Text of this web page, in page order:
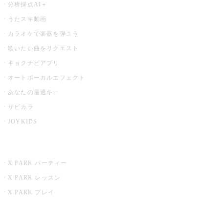
分析採点AI＋
うたスキ動画
カラオケで楽器を弾こう
歌いたい曲をリクエスト
キョクナビアプリ
オートボーカルエフェクト
あなたの最適キー
サビカラ
JOYKIDS
X PARK パーティー
X PARK レッスン
X PARK プレイ